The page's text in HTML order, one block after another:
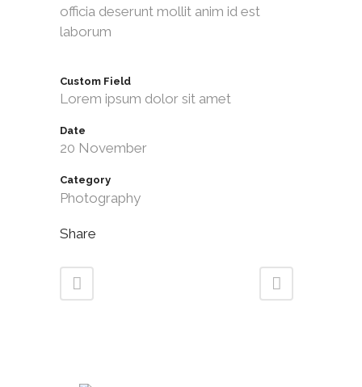
officia deserunt mollit anim id est
laborum
Custom Field
Lorem ipsum dolor sit amet
Date
20 November
Category
Photography
Share